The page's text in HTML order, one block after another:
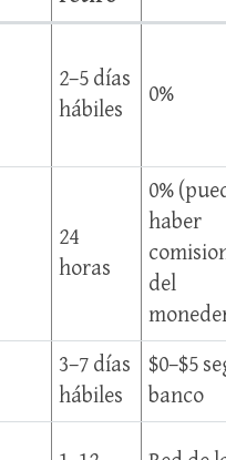
2–5 días
hábiles
0%
24
horas
0%
haber
del
3–7 días
hábiles
$0–$5
banco